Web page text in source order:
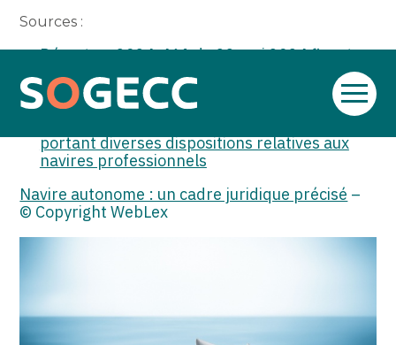
Aller
Sources :
Décret no 2024-461 du 22 mai 2024 fixant
les modalités d’application de l’ordonnance
no 2021-1330 du 13 octobre 2021 relative
aux conditions de navigation des navires
portant diverses dispositions relatives aux
navires professionnels
Navire autonome : un cadre juridique précisé –
© Copyright WebLex